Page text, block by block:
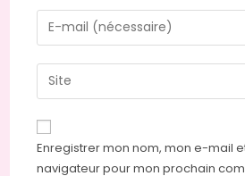
name
or
to
comment
Enter
your
email
address
comment
Saisir
l’URL
de
votre
site
Enregistrer mon nom, mon e-mail
navigateur pour mon prochain